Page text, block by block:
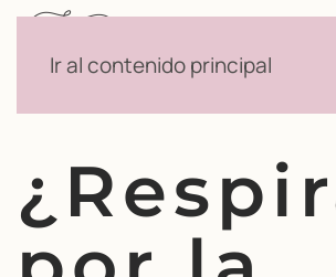
Ir al contenido principal